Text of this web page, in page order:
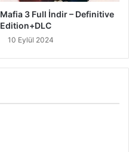
Mafia 3 Full İndir – Definitive
Edition+DLC
10 Eylül 2024